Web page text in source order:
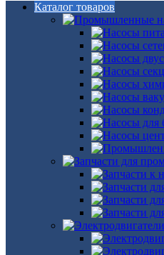
Каталог товаров